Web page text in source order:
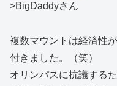
>BigDaddyさん
複数マウントは経済性
付きました。（笑）
オリンパスに抗議する